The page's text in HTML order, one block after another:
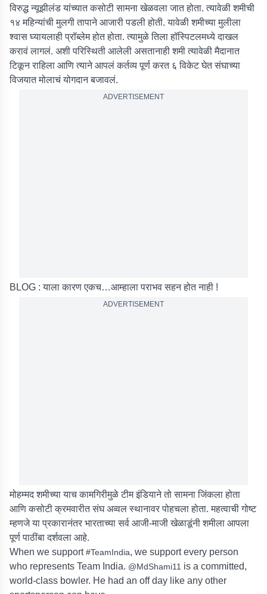
विरुद्ध न्यूझीलंड यांच्यात कसोटी सामना खेळवला जात होता. त्यावेळी शमीची
१४ महिन्यांची मुलगी तापाने आजारी पडली होती. यावेळी शमीच्या मुलीला
श्वास घ्यायलाही प्रॉब्लेम होत होता. त्यामुळे तिला हॉस्पिटलमध्ये दाखल
करावं लागलं. अशी परिस्थिती आलेली असतानाही शमी त्यावेळी मैदानात
टिकून राहिला आणि त्याने आपलं कर्तव्य पूर्ण करत ६ विकेट घेत संघाच्या
विजयात मोलाचं योगदान बजावलं.
ADVERTISEMENT
BLOG : याला कारण एकच…आम्हाला पराभव सहन होत नाही !
ADVERTISEMENT
मोहम्मद शमीच्या याच कामगिरीमुळे टीम इंडियाने तो सामना जिंकला होता
आणि कसोटी क्रमवारीत संघ अव्वल स्थानावर पोहचला होता. महत्वाची गोष्ट
म्हणजे या प्रकारानंतर भारताच्या सर्व आजी-माजी खेळाडूंनी शमीला आपला
पूर्ण पाठींबा दर्शवला आहे.
When we support#TeamIndia, we support every person
who represents Team India. @MdShami11 is a committed,
world-class bowler. He had an off day like any other